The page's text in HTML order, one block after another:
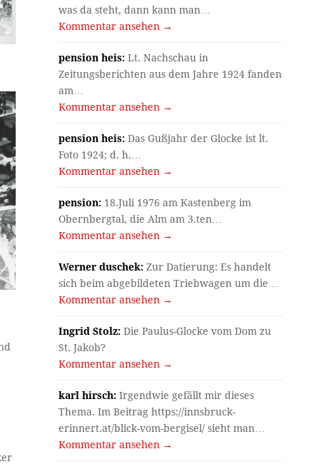
was da steht, dann kann man…
Kommentar ansehen →
pension heis: Lt. Nachschau in
Zeitungsberichten aus dem Jahre 1924 fanden
am…
Kommentar ansehen →
pension heis: Das Gußjahr der Glocke ist lt.
Foto 1924; d. h.…
Kommentar ansehen →
pension: 18.Juli 1976 am Kastenberg im
Obernbergtal, die Alm am 3.ten…
Kommentar ansehen →
Werner duschek: Zur Datierung: Es handelt
sich beim abgebildeten Triebwagen um die…
Kommentar ansehen →
Ingrid Stolz: Die Paulus-Glocke vom Dom zu
St. Jakob?
Kommentar ansehen →
karl hirsch: Irgendwie gefällt mir dieses
Thema. Im Beitrag https://innsbruck-
erinnert.at/blick-vom-bergisel/ sieht man…
Kommentar ansehen →